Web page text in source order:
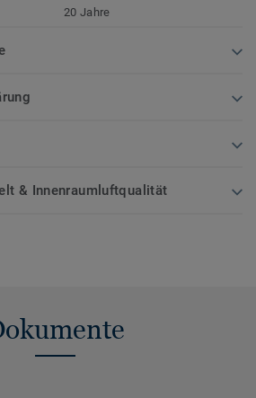
20 Jahre
& Innenraumluftqualität